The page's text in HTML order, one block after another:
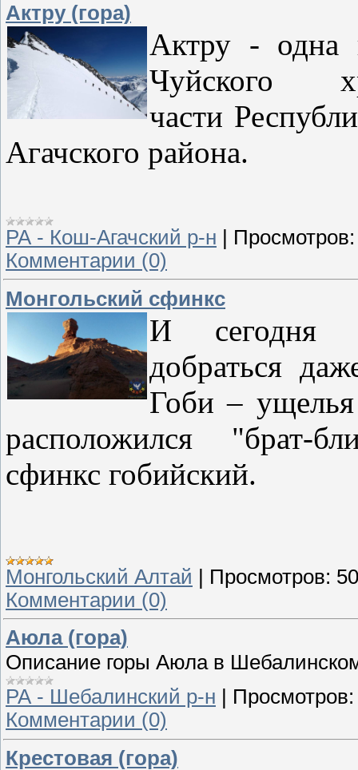
Актру (гора)
Актру - одна
Чуйского
части
Агачского района.
РА - Кош-Агачский р-н
Просмотров:
Комментарии (0)
Монгольский сфинкс
И сегодня
добраться
Гоби –
расположился "брат-
сфинкс гобийский.
Монгольский Алтай | Просмотров:
Комментарии (0)
Аюла (гора)
Описание горы Аюла в
РА - Шебалинский р-н
Просмотров:
Комментарии (0)
Крестовая (гора)